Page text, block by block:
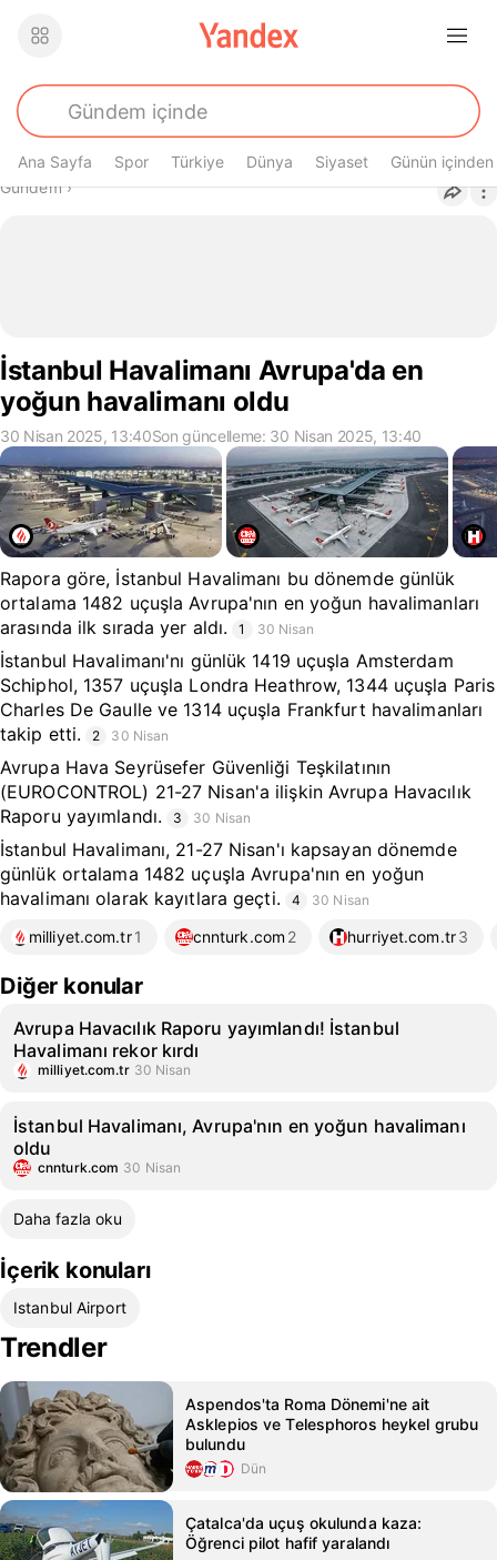
Ana Sayfa Spor Türkiye Dünya Siyaset Günün içinden
Buradasın
Gündem›
İstanbul Havalimanı Avrupa'da en
yoğun havalimanı oldu
30 Nisan 2025, 13:40Son güncelleme: 30 Nisan 2025, 13:40
Rapora göre, İstanbul Havalimanı bu dönemde günlük
ortalama 1482 uçuşla Avrupa'nın en yoğun havalimanları
arasında ilk sırada yer aldı.
1 30 Nisan
İstanbul Havalimanı'nı günlük 1419 uçuşla Amsterdam
Schiphol, 1357 uçuşla Londra Heathrow, 1344 uçuşla Paris
Charles De Gaulle ve 1314 uçuşla Frankfurt havalimanları
takip etti.
2 30 Nisan
Avrupa Hava Seyrüsefer Güvenliği Teşkilatının
(EUROCONTROL) 21-27 Nisan'a ilişkin Avrupa Havacılık
Raporu yayımlandı.
3 30 Nisan
İstanbul Havalimanı, 21-27 Nisan'ı kapsayan dönemde
günlük ortalama 1482 uçuşla Avrupa'nın en yoğun
havalimanı olarak kayıtlara geçti.
4 30 Nisan
milliyet.com.tr1 cnnturk.com 2 hurriyet.com.tr3
Diğer konular
Avrupa Havacılık Raporu yayımlandı! İstanbul
Havalimanı rekor kırdı
milliyet.com.tr 30 Nisan
İstanbul Havalimanı, Avrupa'nın en yoğun havalimanı
oldu
cnnturk.com 30 Nisan
Daha fazla oku
İçerik konuları
Istanbul Airport
Trendler
Aspendos'ta Roma Dönemi'ne ait
Asklepios ve Telesphoros heykel grubu
bulundu
Dün
Çatalca'da uçuş okulunda kaza:
Öğrenci pilot hafif yaralandı